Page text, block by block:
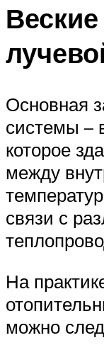
Основная
системы –
которое
между
связи с
На
можно